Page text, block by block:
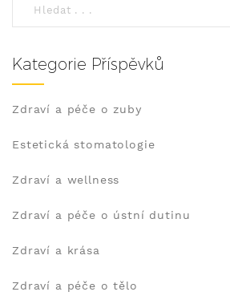
Kategorie Příspěvků
Zdraví a péče o zuby
Estetická stomatologie
Zdraví a wellness
Zdraví a péče o ústní dutinu
Zdraví a krása
Zdraví a péče o tělo